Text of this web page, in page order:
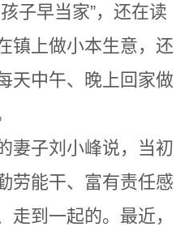
子早当家”，还在读
镇上做小本生意，还
天中午、晚上回家做
妻子刘小峰说，当初
劳能干、富有责任感
走到一起的。最近，